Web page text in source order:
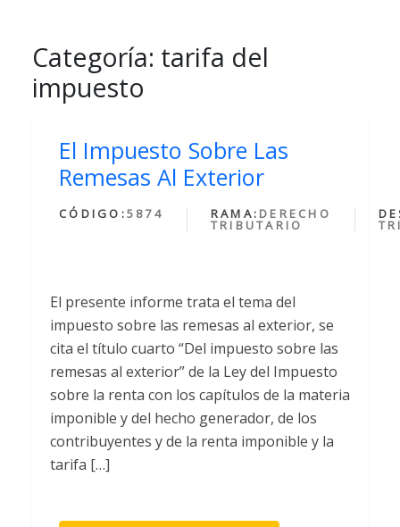
Categoría: tarifa del
impuesto
El Impuesto Sobre Las
Remesas Al Exterior
CÓDIGO:5874 RAMA: DERECHO
TRIBUTARIO
El presente informe trata el tema del
impuesto sobre las remesas al exterior, se
cita el título cuarto “Del impuesto sobre las
remesas al exterior” de la Ley del Impuesto
sobre la renta con los capítulos de la materia
imponible y del hecho generador, de los
contribuyentes y de la renta imponible y la
tarifa […]